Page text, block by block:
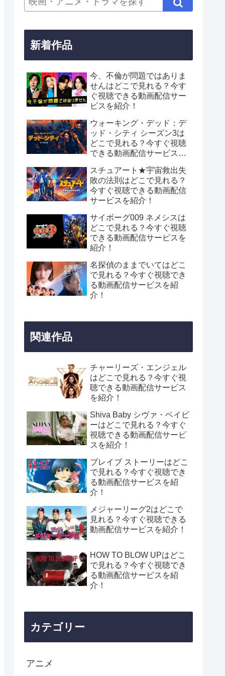
新着作品
今、不倫が問題ではありま
せんはどこで見れる？今す
ぐ視聴できる動画配信サー
ビスを紹介！
ウォーキング・デッド：デ
ッド・シティ シーズン3は
どこで見れる？今すぐ視聴
できる動画配信サービスを
スチュアート★宇宙救出失
敗の法則はどこで見れる？
今すぐ視聴できる動画配信
サービスを紹介！
サイボーグ009 ネメシスは
どこで見れる？今すぐ視聴
できる動画配信サービスを
紹介！
名探偵のままでいてはどこ
で見れる？今すぐ視聴でき
る動画配信サービスを紹
介！
関連作品
チャーリーズ・エンジェル
はどこで見れる？今すぐ視
聴できる動画配信サービス
を紹介！
Shiva Baby シヴァ・ベイビ
ーはどこで見れる？今すぐ
視聴できる動画配信サービ
スを紹介！
ブレイブ ストーリーはどこ
で見れる？今すぐ視聴でき
る動画配信サービスを紹
介！
メジャーリーグ2はどこで
見れる？今すぐ視聴できる
動画配信サービスを紹介！
HOW TO BLOW UPはどこ
で見れる？今すぐ視聴でき
る動画配信サービスを紹
介！
カテゴリー
アニメ